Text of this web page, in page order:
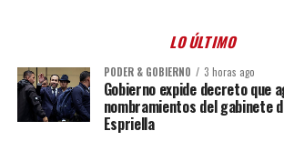
LO ÚLTIMO
PODER & GOBIERNO 3 horas ago
Gobierno expide decreto que
nombramientos del gabinete
Espriella